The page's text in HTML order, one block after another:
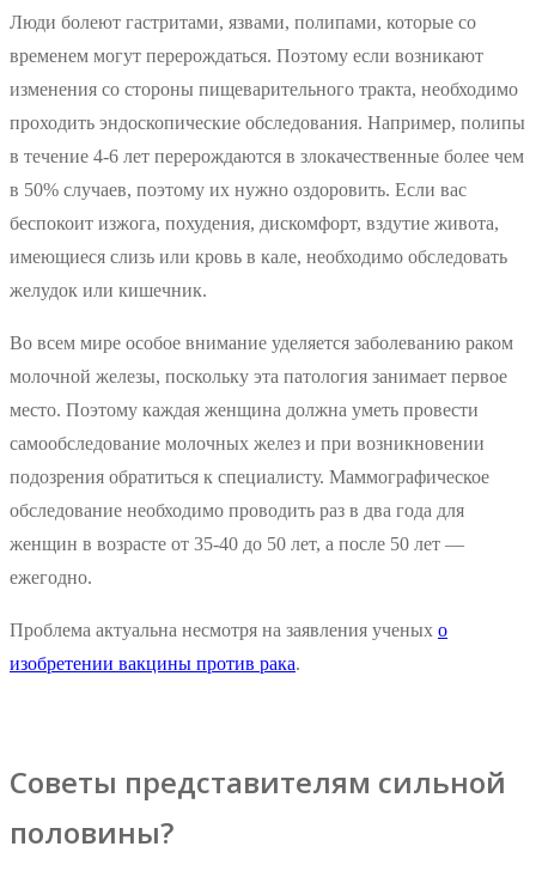
Люди болеют гастритами, язвами, полипами, которые со
временем могут перерождаться. Поэтому если возникают
изменения со стороны пищеварительного тракта, необходимо
проходить эндоскопические обследования. Например, полипы
в течение 4-6 лет перерождаются в злокачественные более чем
в 50% случаев, поэтому их нужно оздоровить. Если вас
беспокоит изжога, похудения, дискомфорт, вздутие живота,
имеющиеся слизь или кровь в кале, необходимо обследовать
желудок или кишечник.
Во всем мире особое внимание уделяется заболеванию раком
молочной железы, поскольку эта патология занимает первое
место. Поэтому каждая женщина должна уметь провести
самообследование молочных желез и при возникновении
подозрения обратиться к специалисту. Маммографическое
обследование необходимо проводить раз в два года для
женщин в возрасте от 35-40 до 50 лет, а после 50 лет —
ежегодно.
Проблема актуальна несмотря на заявления ученых о
изобретении вакцины против рака.
Советы представителям сильной
половины?